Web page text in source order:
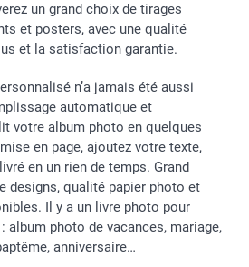
un grand choix de tirages
et posters, avec une qualité
et la satisfaction garantie.
n’a jamais été aussi
automatique et
votre album photo en quelques
en page, ajoutez votre texte,
en un rien de temps. Grand
designs, qualité papier photo et
Il y a un livre photo pour
photo de vacances, mariage,
anniversaire…